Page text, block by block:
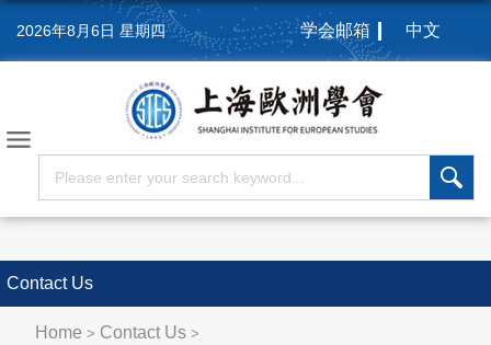
2026年8月6日 星期四 学会邮箱 中文
Contact Us
Home > Contact Us >